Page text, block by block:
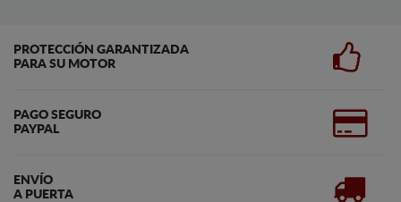
PROTECCIÓN GARANTIZADA
PARA SU MOTOR
PAGO SEGURO
PAYPAL
ENVÍO
A PUERTA